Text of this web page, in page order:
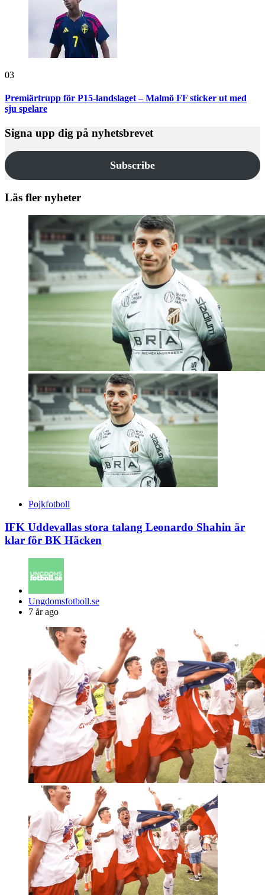
03
Premiärtrupp för P15-landslaget – Malmö FF sticker ut med
sju spelare
Signa upp dig på nyhetsbrevet
Subscribe
Läs fler nyheter
Pojkfotboll
IFK Uddevallas stora talang Leonardo Shahin är
klar för BK Häcken
Posted
by
Ungdomsfotboll.se
7 år ago